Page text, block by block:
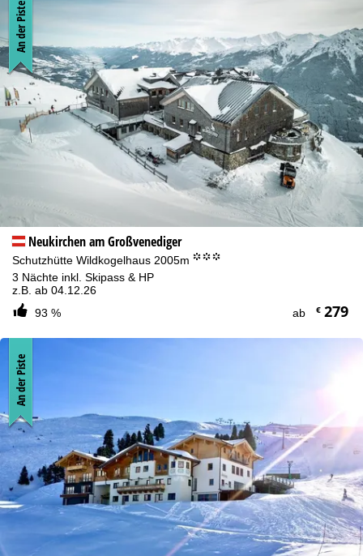
Neukirchen am Großvenediger
Schutzhütte Wildkogelhaus 2005m °°°
3 Nächte inkl. Skipass & HP
z.B. ab 04.12.26
93 %
ab €279
An der Piste
An der Piste